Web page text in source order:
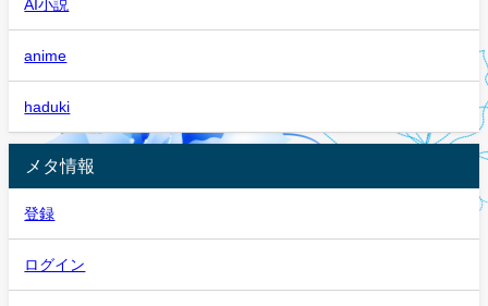
AI小説
anime
haduki
メタ情報
登録
ログイン